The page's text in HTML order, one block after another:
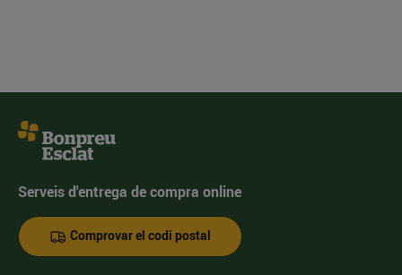
Serveis d'entrega de compra online
Comprovar el codi postal